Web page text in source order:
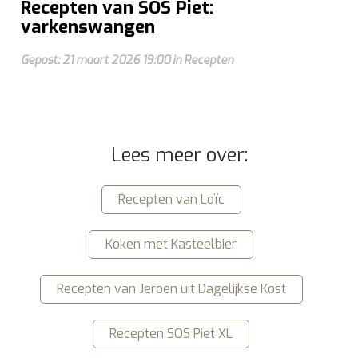
Recepten van SOS Piet:
varkenswangen
Gepost: 21 maart 2026 19:00 in Recepten
Lees meer over:
Recepten van Loïc
Koken met Kasteelbier
Recepten van Jeroen uit Dagelijkse Kost
Recepten SOS Piet XL